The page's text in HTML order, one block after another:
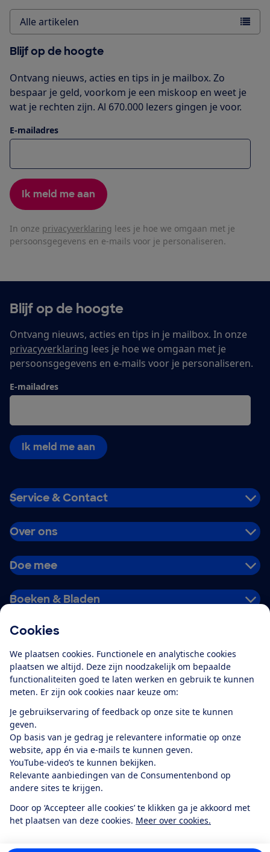
Cookies
We plaatsen cookies. Functionele en analytische cookies
plaatsen we altijd. Deze zijn noodzakelijk om bepaalde
functionaliteiten goed te laten werken en gebruik te kunnen
meten. Er zijn ook cookies naar keuze om:
Je gebruikservaring of feedback op onze site te kunnen
geven.
Op basis van je gedrag je relevantere informatie op onze
website, app én via e-mails te kunnen geven.
YouTube-video’s te kunnen bekijken.
Relevante aanbiedingen van de Consumentenbond op
andere sites te krijgen.
Door op ‘Accepteer alle cookies’ te klikken ga je akkoord met
het plaatsen van deze cookies. Meer over cookies.
Alle artikelen
Blijf op de hoogte
Ontvang nieuws, acties en tips in je mailbox. Zo
bespaar je geld, voorkom je een miskoop en weet je
wat je rechten zijn. Al 670.000 lezers gingen je voor.
E-mailadres
Ik meld me aan
In onze privacyverklaring lees je hoe we omgaan met je
persoonsgegevens en e-mails voor je personaliseren.
Blijf op de hoogte
Ontvang nieuws, acties en tips in je mailbox. In onze
privacyverklaring lees je hoe we omgaan met je
persoonsgegevens en e-mails voor je personaliseren.
E-mailadres
Ik meld me aan
Service & Contact
Over ons
Doe mee
Boeken & Bladen
Alles over de
app
Algemene Voorwaarden
Privacyverklaring
Cookiebeleid
Privacyvoorkeuren
Toegankelijkheid
RSS-feed nieuws
Facebook
TwitterInstagram
YoutubeLinkedIn
12.901consumentenbeoordelen de Consumentenbondmet gemiddeld